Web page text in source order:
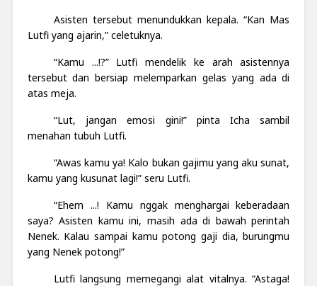
Asisten tersebut menundukkan kepala. “Kan Mas
Lutfi yang ajarin,” celetuknya.
“Kamu ...!?” Lutfi mendelik ke arah asistennya
tersebut dan bersiap melemparkan gelas yang ada di
atas meja.
“Lut, jangan emosi gini!” pinta Icha sambil
menahan tubuh Lutfi.
“Awas kamu ya! Kalo bukan gajimu yang aku sunat,
kamu yang kusunat lagi!” seru Lutfi.
“Ehem ...! Kamu nggak menghargai keberadaan
saya? Asisten kamu ini, masih ada di bawah perintah
Nenek. Kalau sampai kamu potong gaji dia, burungmu
yang Nenek potong!”
Lutfi langsung memegangi alat vitalnya. “Astaga!